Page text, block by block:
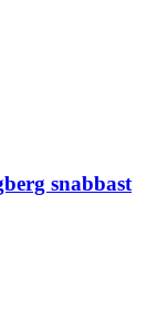
snabbast